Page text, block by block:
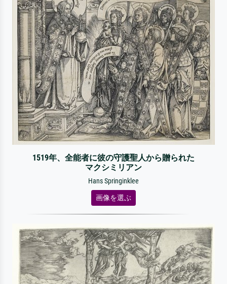
1519年、全能者に彼の守護聖人から贈られた
マクシミリアン
Hans Springinklee
画像を選ぶ